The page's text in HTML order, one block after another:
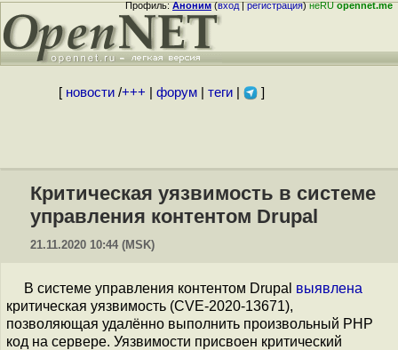
Профиль:Аноним(вход|регистрация)неRUopennet.me
[ новости/+++ форум| теги| ]
Критическая уязвимость в системе
управления контентом Drupal
21.11.2020 10:44 (MSK)
В системе управления контентом Drupal выявлена
критическая уязвимость (CVE-2020-13671),
позволяющая удалённо выполнить произвольный PHP
код на сервере. Уязвимости присвоен критический